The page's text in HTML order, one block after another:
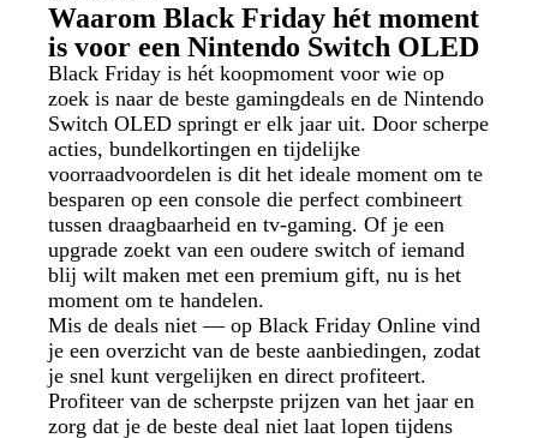
Waarom Black Friday hét moment
is voor een Nintendo Switch OLED
Black Friday is hét koopmoment voor wie op
zoek is naar de beste gamingdeals en de Nintendo
Switch OLED springt er elk jaar uit. Door scherpe
acties, bundelkortingen en tijdelijke
voorraadvoordelen is dit het ideale moment om te
besparen op een console die perfect combineert
tussen draagbaarheid en tv-gaming. Of je een
upgrade zoekt van een oudere switch of iemand
blij wilt maken met een premium gift, nu is het
moment om te handelen.
Mis de deals niet — op Black Friday Online vind
je een overzicht van de beste aanbiedingen, zodat
je snel kunt vergelijken en direct profiteert.
Profiteer van de scherpste prijzen van het jaar en
zorg dat je de beste deal niet laat lopen tijdens